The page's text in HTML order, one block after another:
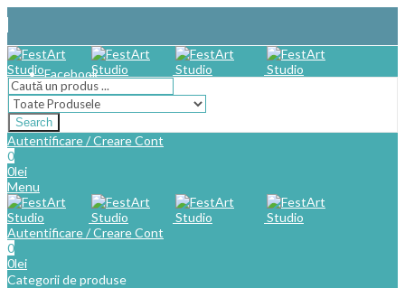
Facebook
Search
Autentificare / Creare Cont
0
0lei
Menu
Autentificare / Creare Cont
0
0lei
Categorii de produse